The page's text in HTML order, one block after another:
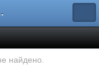
найдено.